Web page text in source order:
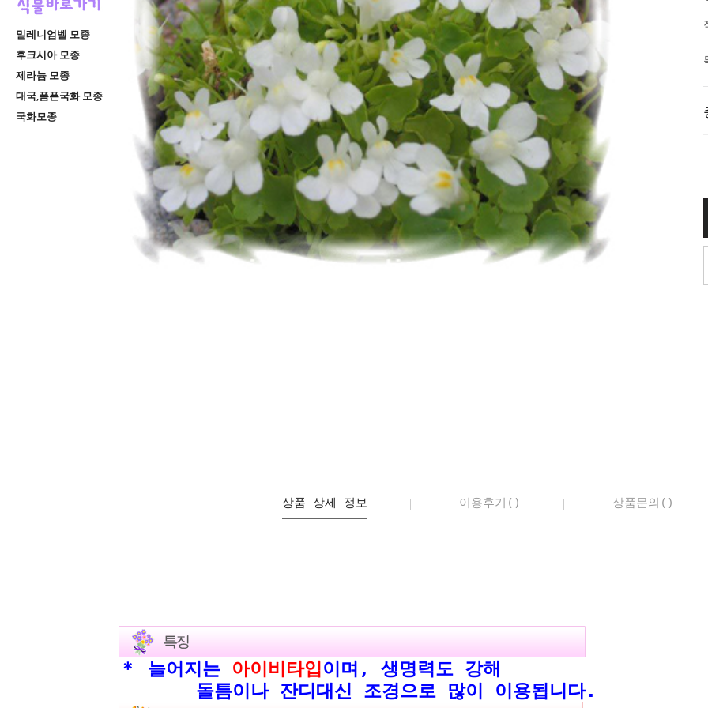
밀레니엄벨 모종
후크시아 모종
제라늄 모종
대국,폼폰국화 모종
국화모종
상품 상세 정보 이용후기() 상품문의()
＊ 늘어지는 아이비타입이며, 생명력도 강해
돌틈이나 잔디대신 조경으로 많이 이용됩니다.